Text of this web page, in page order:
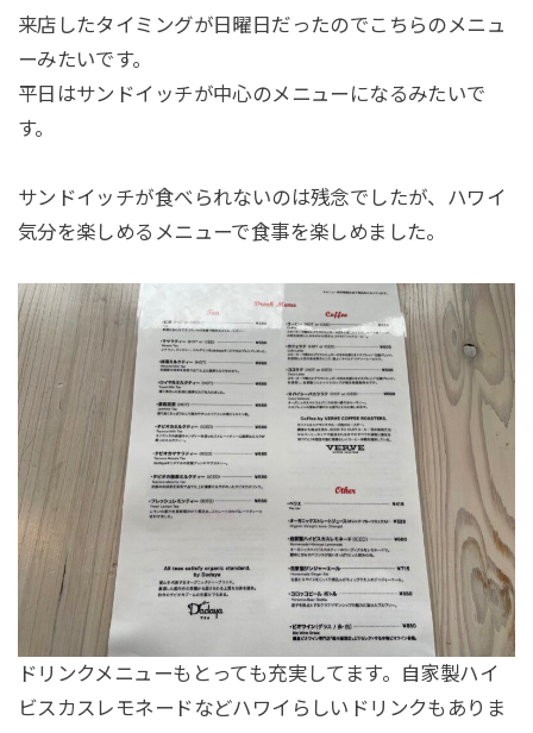
来店したタイミングが日曜日だったのでこちらのメニュ
ーみたいです。
平日はサンドイッチが中心のメニューになるみたいで
す。
サンドイッチが食べられないのは残念でしたが、ハワイ
気分を楽しめるメニューで食事を楽しめました。
ドリンクメニューもとっても充実してます。自家製ハイ
ビスカスレモネードなどハワイらしいドリンクもありま